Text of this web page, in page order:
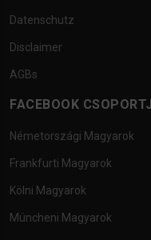
Datenschutz
Disclaimer
AGBs
FACEBOOK
Németországi Magyarok
Frankfurti Magyarok
Kölni Magyarok
Müncheni Magyarok